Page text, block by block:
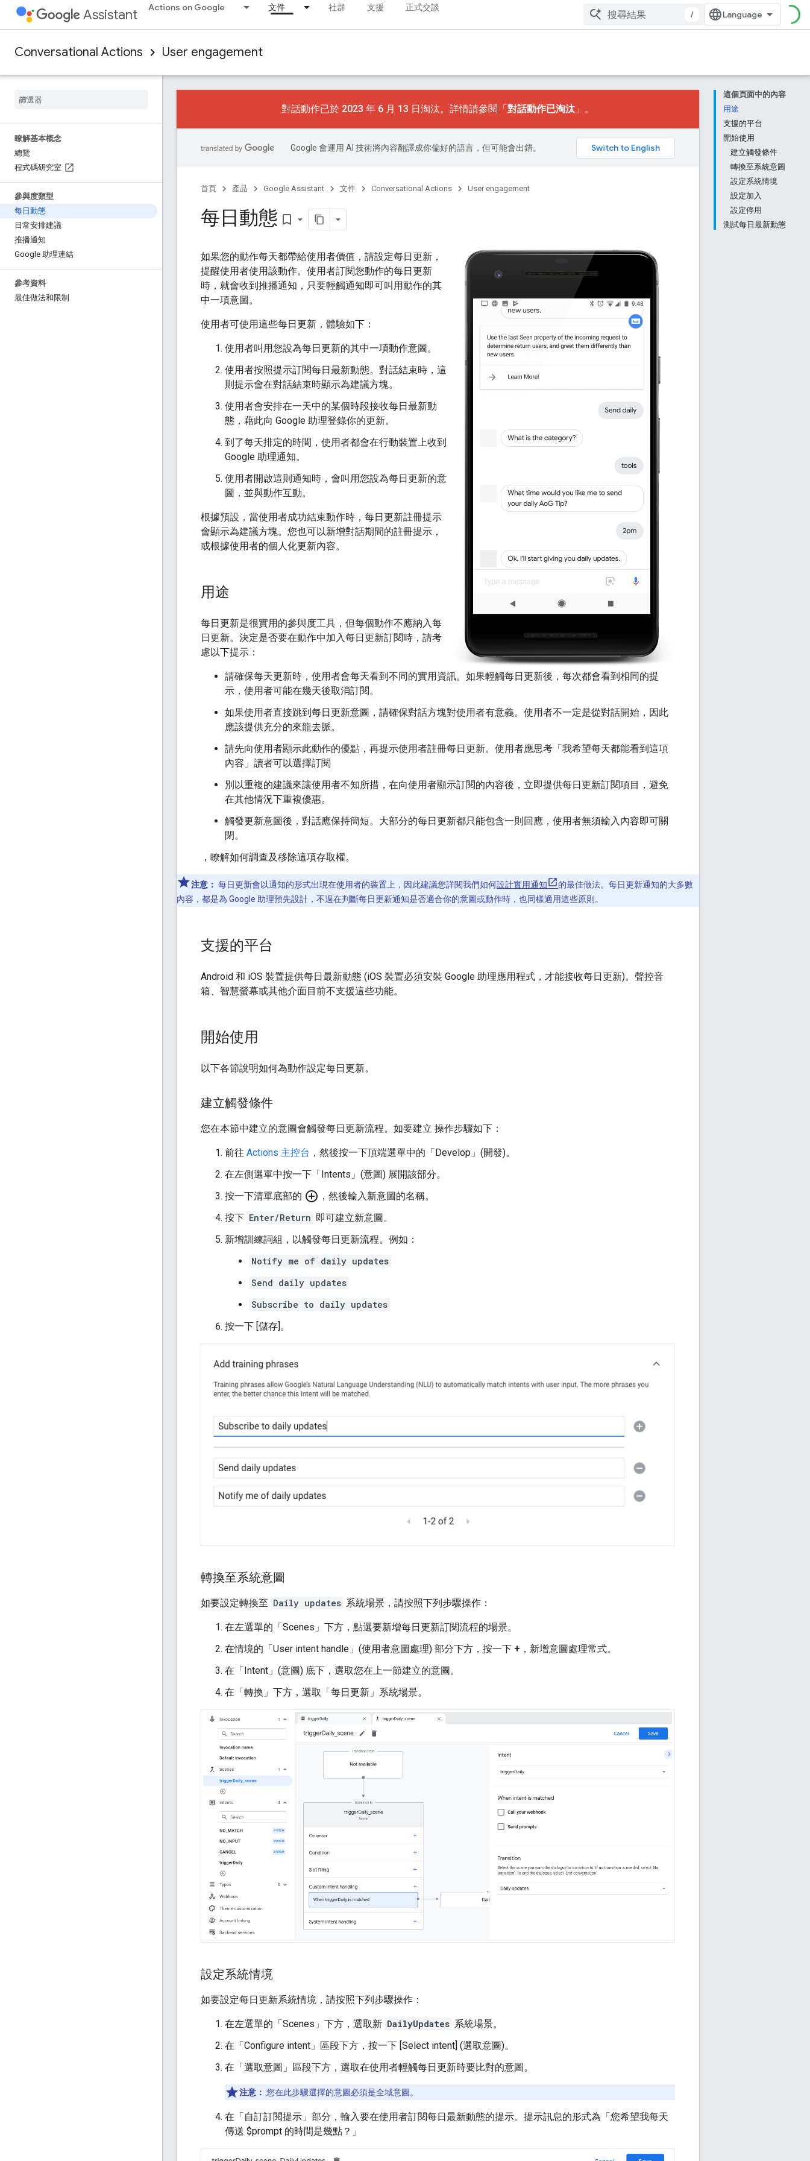
Assistant Actions on Google 文件 社群 支援 正式交談
/
Conversational Actions User engagement
瞭解基本概念
總覽
程式碼研究室
參與度類型
每日動態
日常安排建議
推播通知
Google 助理連結
參考資料
最佳做法和限制
這個頁面中的內容
用途
支援的平台
開始使用
建立觸發條件
轉換至系統意圖
設定系統情境
設定加入
設定停用
測試每日最新動態
對話動作已於 2023 年 6 月 13 日淘汰。詳情請參閱「對話動作已淘汰 」。
Google 會運用 AI 技術將內容翻譯成你偏好的語言，但可能會出錯。
首頁 產品 Google Assistant 文件 Conversational Actions User engagement
每日動態 bookmark_border
如果您的動作每天都帶給使用者價值，請設定每日更新，
提醒使用者使用該動作。使用者訂閱您動作的每日更新
時，就會收到推播通知，只要輕觸通知即可叫用動作的其
中一項意圖。
使用者可使用這些每日更新，體驗如下：
使用者叫用您設為每日更新的其中一項動作意圖。
使用者按照提示訂閱每日最新動態。對話結束時，這
則提示會在對話結束時顯示為建議方塊。
使用者會安排在一天中的某個時段接收每日最新動
態，藉此向 Google 助理登錄你的更新。
到了每天排定的時間，使用者都會在行動裝置上收到
Google 助理通知。
使用者開啟這則通知時，會叫用您設為每日更新的意
圖，並與動作互動。
根據預設，當使用者成功結束動作時，每日更新註冊提示
會顯示為建議方塊。您也可以新增對話期間的註冊提示，
或根據使用者的個人化更新內容。
用途
每日更新是很實用的參與度工具，但每個動作不應納入每
日更新。決定是否要在動作中加入每日更新訂閱時，請考
慮以下提示：
請確保每天更新時，使用者會每天看到不同的實用資訊。如果輕觸每日更新後，每次都會看到相同的提
示，使用者可能在幾天後取消訂閱。
如果使用者直接跳到每日更新意圖，請確保對話方塊對使用者有意義。使用者不一定是從對話開始，因此
應該提供充分的來龍去脈。
請先向使用者顯示此動作的優點，再提示使用者註冊每日更新。使用者應思考「我希望每天都能看到這項
內容」讀者可以選擇訂閱
別以重複的建議來讓使用者不知所措，在向使用者顯示訂閱的內容後，立即提供每日更新訂閱項目，避免
在其他情況下重複優惠。
觸發更新意圖後，對話應保持簡短。大部分的每日更新都只能包含一則回應，使用者無須輸入內容即可關
閉。
，瞭解如何調查及移除這項存取權。
注意： 每日更新會以通知的形式出現在使用者的裝置上，因此建議您詳閱我們如何設計實用通知
的最佳做法。每日更新通知的大多數
內容，都是為 Google 助理預先設計，不過在判斷每日更新通知是否適合你的意圖或動作時，也同樣適用這些原則。
支援的平台
Android 和 iOS 裝置提供每日最新動態 (iOS 裝置必須安裝 Google 助理應用程式，才能接收每日更新)。聲控音
箱、智慧螢幕或其他介面目前不支援這些功能。
開始使用
以下各節說明如何為動作設定每日更新。
建立觸發條件
您在本節中建立的意圖會觸發每日更新流程。如要建立 操作步驟如下：
前往 Actions 主控台 ，然後按一下頂端選單中的「Develop」(開發)。
在左側選單中按一下「Intents」 (意圖) 展開該部分。
按一下清單底部的 add_circle_outline ，然後輸入新意圖的名稱。
按下 Enter/Return 即可建立新意圖。
新增訓練詞組，以觸發每日更新流程。例如：
Notify me of daily updates
Send daily updates
Subscribe to daily updates
按一下 [儲存]。
轉換至系統意圖
如要設定轉換至 Daily updates 系統場景，請按照下列步驟操作：
在左選單的「Scenes」 下方，點選要新增每日更新訂閱流程的場景。
在情境的「User intent handle」(使用者意圖處理) 部分下方，按一下 + ，新增意圖處理常式。
在「Intent」(意圖) 底下，選取您在上一節建立的意圖。
在「轉換」 下方，選取「每日更新」 系統場景。
設定系統情境
如要設定每日更新系統情境，請按照下列步驟操作：
在左選單的「Scenes」 下方，選取新 DailyUpdates 系統場景。
在「Configure intent」 區段下方，按一下 [Select intent] (選取意圖)。
在「選取意圖」 區段下方，選取在使用者輕觸每日更新時要比對的意圖。
注意： 您在此步驟選擇的意圖必須是全域意圖。
在「自訂訂閱提示」 部分，輸入要在使用者訂閱每日最新動態的提示。提示訊息的形式為「您希望我每天
傳送 $prompt 的時間是幾點？」